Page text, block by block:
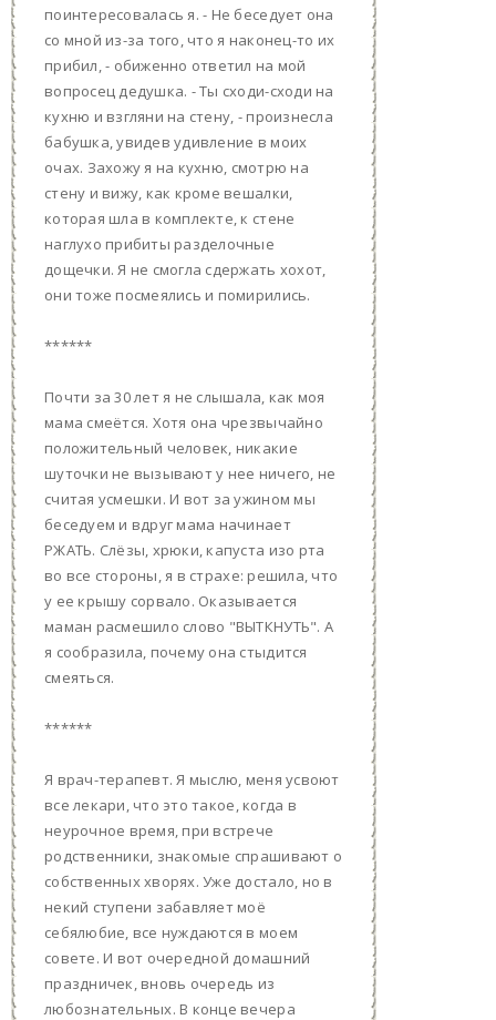
поинтересовалась я. - Не беседует она
со мной из-за того, что я наконец-то их
прибил, - обиженно ответил на мой
вопросец дедушка. - Ты сходи-сходи на
кухню и взгляни на стену, - произнесла
бабушка, увидев удивление в моих
очах. Захожу я на кухню, смотрю на
стену и вижу, как кроме вешалки,
которая шла в комплекте, к стене
наглухо прибиты разделочные
дощечки. Я не смогла сдержать хохот,
они тоже посмеялись и помирились.
******
Почти за 30 лет я не слышала, как моя
мама смеётся. Хотя она чрезвычайно
положительный человек, никакие
шуточки не вызывают у нее ничего, не
считая усмешки. И вот за ужином мы
беседуем и вдруг мама начинает
РЖАТЬ. Слёзы, хрюки, капуста изо рта
во все стороны, я в страхе: решила, что
у ее крышу сорвало. Оказывается
маман расмешило слово "ВЫТКНУТЬ". А
я сообразила, почему она стыдится
смеяться.
******
Я врач-терапевт. Я мыслю, меня усвоют
все лекари, что это такое, когда в
неурочное время, при встрече
родственники, знакомые спрашивают о
собственных хворях. Уже достало, но в
некий ступени забавляет моё
себялюбие, все нуждаются в моем
совете. И вот очередной домашний
праздничек, вновь очередь из
любознательных. В конце вечера